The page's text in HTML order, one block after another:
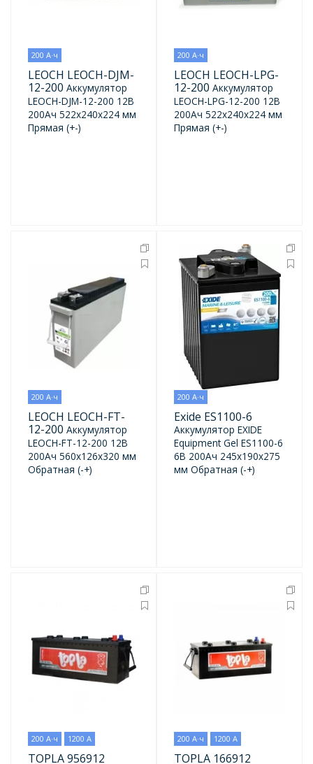
200 А·ч
LEOCH LEOCH-DJM-
12-200 Аккумулятор
LEOCH-DJM-12-200 12В
200Ач 522x240x224 мм
Прямая (+-)
200 А·ч
LEOCH LEOCH-LPG-
12-200 Аккумулятор
LEOCH-LPG-12-200 12В
200Ач 522x240x224 мм
Прямая (+-)
200 А·ч
LEOCH LEOCH-FT-
12-200 Аккумулятор
LEOCH-FT-12-200 12В
200Ач 560x126x320 мм
Обратная (-+)
200 А·ч
Exide ES1100-6
Аккумулятор EXIDE
Equipment Gel ES1100-6
6В 200Ач 245x190x275
мм Обратная (-+)
200 А·ч 1200 А
TOPLA 956912
200 А·ч 1200 А
TOPLA 166912